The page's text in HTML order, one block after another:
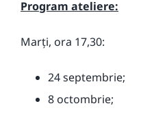
Program ateliere:
Marți, ora 17,30:
24septembrie;
8 octombrie;